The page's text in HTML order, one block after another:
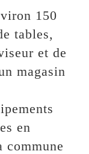
150
tables,
et de
magasin
en
commune